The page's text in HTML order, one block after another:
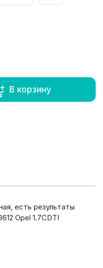
В корзину
есть результаты
Opel 1.7CDTI